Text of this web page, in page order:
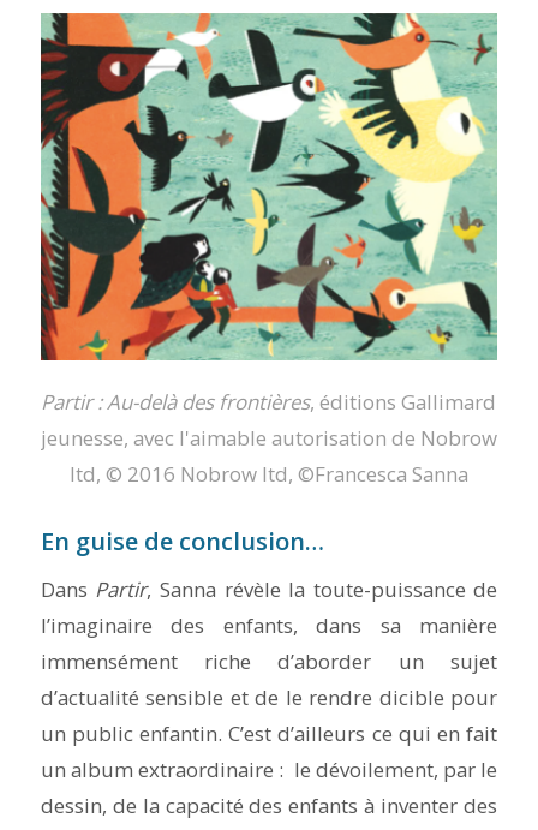
Partir : Au-delà des frontières, éditions Gallimard
jeunesse, avec l'aimable autorisation de Nobrow
ltd, © 2016 Nobrow ltd, ©Francesca Sanna
En guise de conclusion…
Dans Partir, Sanna révèle la toute-puissance de
l’imaginaire des enfants, dans sa manière
immensément riche d’aborder un sujet
d’actualité sensible et de le rendre dicible pour
un public enfantin. C’est d’ailleurs ce qui en fait
un album extraordinaire : le dévoilement, par le
dessin, de la capacité des enfants à inventer des